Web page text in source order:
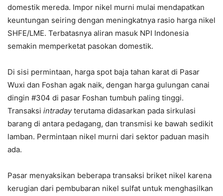
domestik mereda. Impor nikel murni mulai mendapatkan
keuntungan seiring dengan meningkatnya rasio harga nikel
SHFE/LME. Terbatasnya aliran masuk NPI Indonesia
semakin memperketat pasokan domestik.
Di sisi permintaan, harga spot baja tahan karat di Pasar
Wuxi dan Foshan agak naik, dengan harga gulungan canai
dingin #304 di pasar Foshan tumbuh paling tinggi.
Transaksi intradayterutama didasarkan pada sirkulasi
barang di antara pedagang, dan transmisi ke bawah sedikit
lamban. Permintaan nikel murni dari sektor paduan masih
ada.
Pasar menyaksikan beberapa transaksi briket nikel karena
kerugian dari pembubaran nikel sulfat untuk menghasilkan